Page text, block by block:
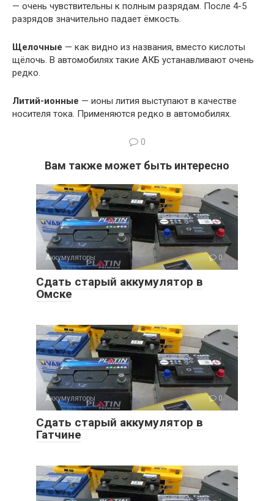
— очень чувствительны к полным разрядам. После 4-5
разрядов значительно падает ёмкость.
Щелочные — как видно из названия, вместо кислоты
щёлочь. В автомобилях такие АКБ устанавливают очень
редко.
Литий-ионные — ионы лития выступают в качестве
носителя тока. Применяются редко в автомобилях.
0
Вам также может быть интересно
Аккумуляторы 0
Сдать старый аккумулятор в
Омске
Аккумуляторы 0
Сдать старый аккумулятор в
Гатчине